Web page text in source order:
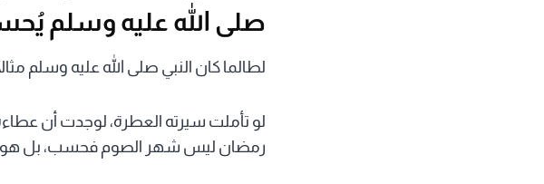
صلى الله عليه وسلم
لطالما كان النبي صلى الله عليه وسلم
لو تأملت سيرته العطرة، لوجدت أن
رمضان ليس شهر الصوم فحسب، بل هو